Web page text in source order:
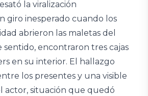
la viralización
giro inesperado cuando los
abrieron las maletas del
sentido, encontraron tres cajas
en su interior. El hallazgo
los presentes y una visible
actor, situación que quedó